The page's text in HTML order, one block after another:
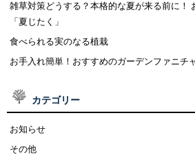
雑草対策どうする？本格的な夏が来る前に！
「夏じたく」
食べられる実のなる植栽
お手入れ簡単！おすすめのガーデンファニチ
カテゴリー
お知らせ
その他